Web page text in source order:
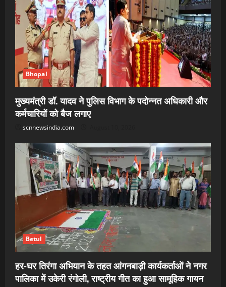
Bhopal
मुख्यमंत्री डॉ. यादव ने पुलिस विभाग के पदोन्नत अधिकारी और
कर्मचारियों को बैज लगाए
scnnewsindia.com
Betul
हर-घर तिरंगा अभियान के तहत आंगनबाड़ी कार्यकर्ताओं ने नगर
पालिका में उकेरी रंगोली, राष्ट्रीय गीत का हुआ सामूहिक गायन